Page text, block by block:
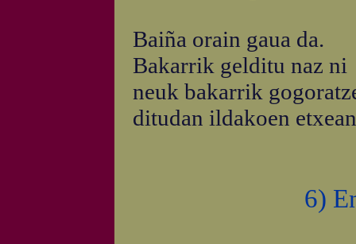
Baiña orain gaua da.
Bakarrik gelditu naz ni
neuk bakarrik
ditudan ildakoen
6)